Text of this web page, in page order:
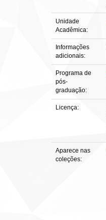
Unidade
Acadêmica:
Informações
adicionais:
Programa de
pós-
graduação:
Licença:
Aparece nas
coleções: